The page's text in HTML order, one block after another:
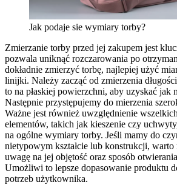
Jak podaje sie wymiary torby?
Zmierzanie torby przed jej zakupem jest
pozwala uniknąć rozczarowania po
dokładnie zmierzyć torbę, najlepiej użyć
linijki. Należy zacząć od zmierzenia
to na płaskiej powierzchni, aby uzyskać jak
Następnie przystępujemy do mierzenia
Ważne jest również uwzględnienie
elementów, takich jak kieszenie czy
na ogólne wymiary torby. Jeśli mamy do
nietypowym kształcie lub konstrukcji,
uwagę na jej objętość oraz sposób
Umożliwi to lepsze dopasowanie produktu
potrzeb użytkownika.